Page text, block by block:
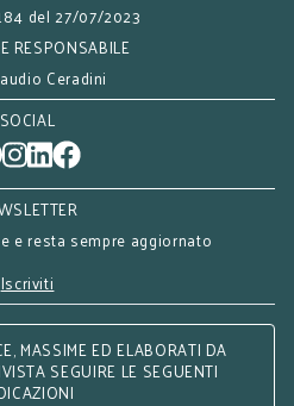
del 27/07/2023
RESPONSABILE
Ceradini
SOCIAL
e resta sempre aggiornato
Iscriviti
MASSIME ED ELABORATI DA
SEGUIRE LE SEGUENTI